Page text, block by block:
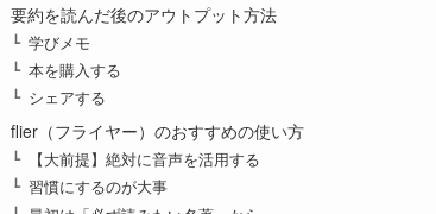
要約を読んだ後のアウトプット方法
学びメモ
本を購入する
シェアする
flier（フライヤー）のおすすめの使い方
【大前提】絶対に音声を活用する
習慣にするのが大事